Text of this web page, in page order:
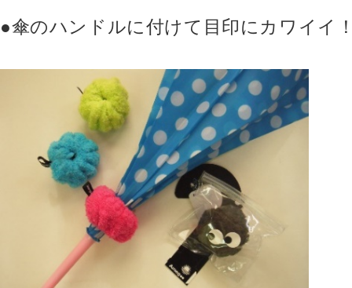
●傘のハンドルに付けて目印にカワイイ